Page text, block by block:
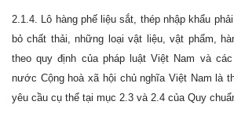
2.1.4. Lô hàng phế liệu sắt, thép nhập khẩu
bỏ chất thải, những loại vật liệu, vật phẩm,
theo quy định của pháp luật Việt Nam và
nước Cộng hoà xã hội chủ nghĩa Việt Nam là
yêu cầu cụ thể tại mục 2.3 và 2.4 của Quy